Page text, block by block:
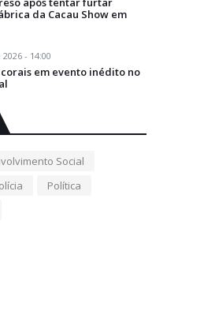
da Cacau Show em
- 14:00
em evento inédito no
Social
Política